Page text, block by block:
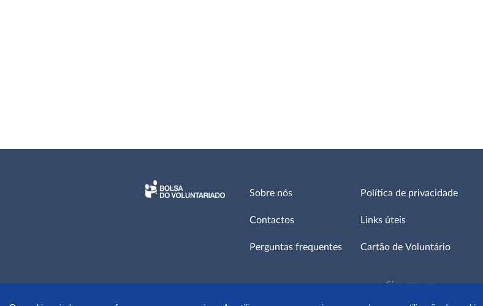
Sobre nós
Contactos
Perguntas frequentes
Política de privacidade
Links úteis
Cartão de Voluntário
Siga-nos em